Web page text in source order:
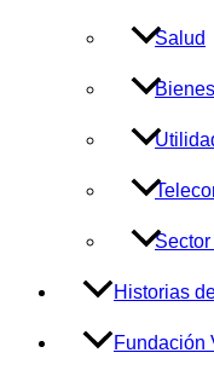
Salud
Historias
Fundación